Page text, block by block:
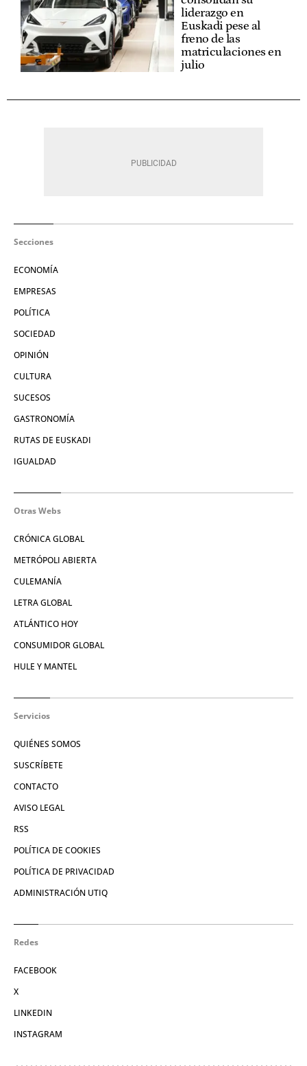
liderazgo en
Euskadi pese al
freno de las
matriculaciones en
julio
Secciones
ECONOMÍA
EMPRESAS
POLÍTICA
SOCIEDAD
OPINIÓN
CULTURA
SUCESOS
GASTRONOMÍA
RUTAS DE EUSKADI
IGUALDAD
Otras Webs
CRÓNICA GLOBAL
METRÓPOLI ABIERTA
CULEMANÍA
LETRA GLOBAL
ATLÁNTICO HOY
CONSUMIDOR GLOBAL
HULE Y MANTEL
Servicios
QUIÉNES SOMOS
SUSCRÍBETE
CONTACTO
AVISO LEGAL
RSS
POLÍTICA DE COOKIES
POLÍTICA DE PRIVACIDAD
ADMINISTRACIÓN UTIQ
Redes
FACEBOOK
X
LINKEDIN
INSTAGRAM